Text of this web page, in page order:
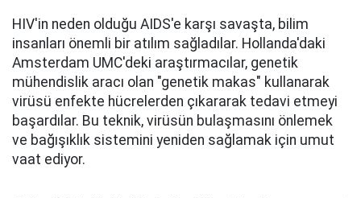
HIV'in neden olduğu AIDS'e karşı savaşta, bilim
insanları önemli bir atılım sağladılar. Hollanda'daki
Amsterdam UMC'deki araştırmacılar, genetik
mühendislik aracı olan "genetik makas" kullanarak
virüsü enfekte hücrelerden çıkararak tedavi etmeyi
başardılar. Bu teknik, virüsün bulaşmasını önlemek
ve bağışıklık sistemini yeniden sağlamak için umut
vaat ediyor.